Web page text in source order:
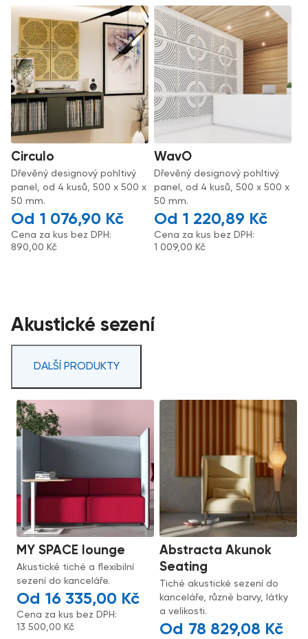
Circulo
Dřevěný designový pohltivý
panel, od 4 kusů, 500 x 500 x
50 mm.
1 076,90 Kč
Cena za kus bez DPH:
890,00 Kč
WavO
Dřevěný designový pohltivý
panel, od 4 kusů, 500 x 500 x
50 mm.
1 220,89 Kč
Cena za kus bez DPH:
1 009,00 Kč
Akustické sezení
DALŠÍ PRODUKTY
MY SPACE lounge
Akustické tiché a flexibilní
sezení do kanceláře.
16 335,00 Kč
Cena za kus bez DPH:
13 500,00 Kč
Abstracta Akunok
Seating
Tiché akustické sezení do
kanceláře, různé barvy, látky
a velikosti.
78 829,08 Kč